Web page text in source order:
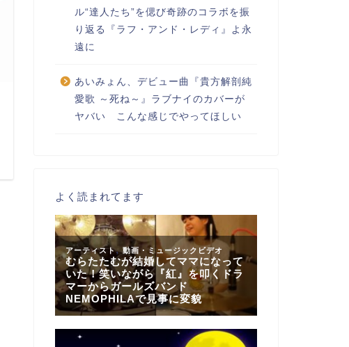
ル“達人たち”を偲び奇跡のコラボを振
り返る『ラフ・アンド・レディ』よ永
遠に
あいみょん、デビュー曲『貴方解剖純
愛歌 ～死ね～』ラブナイのカバーが
ヤバい こんな感じでやってほしい
よく読まれてます